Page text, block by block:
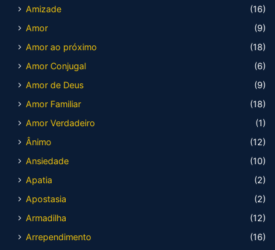
Amizade
(16)
Amor
(9)
Amor ao próximo
(18)
Amor Conjugal
(6)
Amor de Deus
(9)
Amor Familiar
(18)
Amor Verdadeiro
(1)
Ânimo
(12)
Ansiedade
(10)
Apatia
(2)
Apostasia
(2)
Armadilha
(12)
Arrependimento
(16)